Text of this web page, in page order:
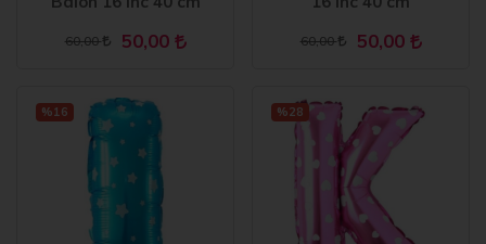
60,00 50,00 60,00 50,00
%16 %28